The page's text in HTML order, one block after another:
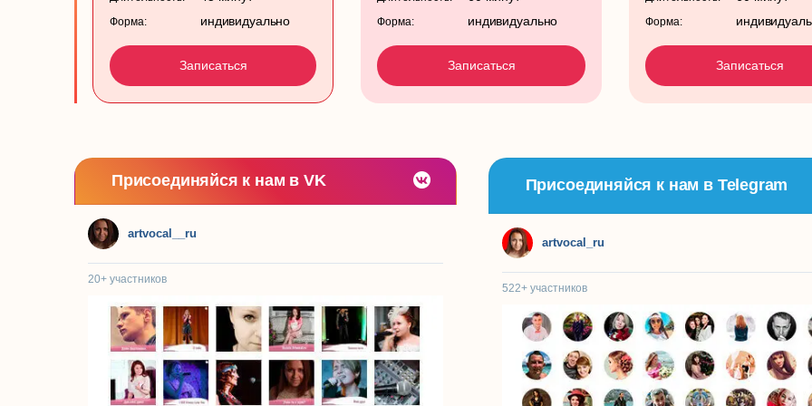
Форма: индивидуально
Записаться
Форма: индивидуально
Записаться
Форма:
Записаться
Присоединяйся к нам в VK
artvocal__ru
20+ участников
Присоединяйся к нам в Telegram
artvocal_ru
522+участников